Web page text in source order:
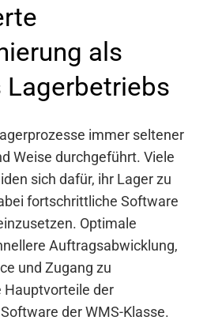
als
immer seltener
Weise durchgeführt. Viele
sich dafür, ihr Lager zu
fortschrittliche Software
Optimale
Auftragsabwicklung,
und Zugang zu
Hauptvorteile der
der WMS-Klasse.